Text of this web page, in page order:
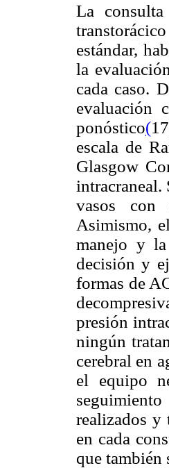
La consulta
estándar,
la
cada caso.
evaluación
ponóstico(
escala de
Glasgow
intracraneal.
vasos con
Asimismo,
manejo y
decisión y
formas de
presión
ningún
cerebral en
el equipo
realizados y
en cada
que también